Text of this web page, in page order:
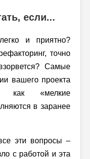
если...
и приятно?
точно
Самые
вашего проекта
как «мелкие
в заранее
эти вопросы –
с работой и эта